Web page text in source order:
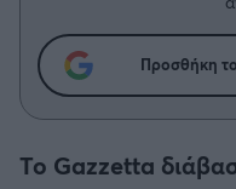
Δημήτρης
Άρης
Λεβαδειακός
ΟΦΗ
Μεγάλη μου Αγάπη
Μια Ιστορία από την Πόλη
Προσθήκη
Το Gazzetta